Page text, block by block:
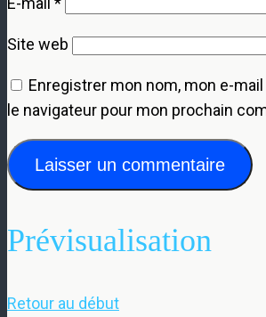
Site web
Enregistrer mon nom, mon e-
le navigateur pour mon prochain
Prévisualisation
Retour au début